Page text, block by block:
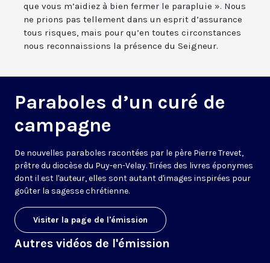
que vous m’aidiez à bien fermer le parapluie ». Nous
ne prions pas tellement dans un esprit d’assurance
tous risques, mais pour qu’en toutes circonstances
nous reconnaissions la présence du Seigneur.
Paraboles d’un curé de
campagne
De nouvelles paraboles racontées par le père Pierre Trevet,
prêtre du diocèse du Puy-en-Velay. Tirées des livres éponymes
dont il est l'auteur, elles sont autant d'images inspirées pour
goûter la sagesse chrétienne.
Visiter la page de l'émission
Autres vidéos de l'émission